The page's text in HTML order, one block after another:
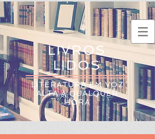
LIVROS
LIDOS
LITERATURA EM VOZ
ALTA A QUALQUER
HORA